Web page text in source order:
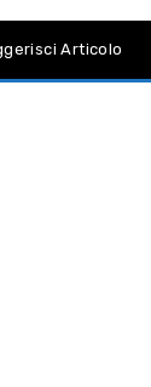
Articolo